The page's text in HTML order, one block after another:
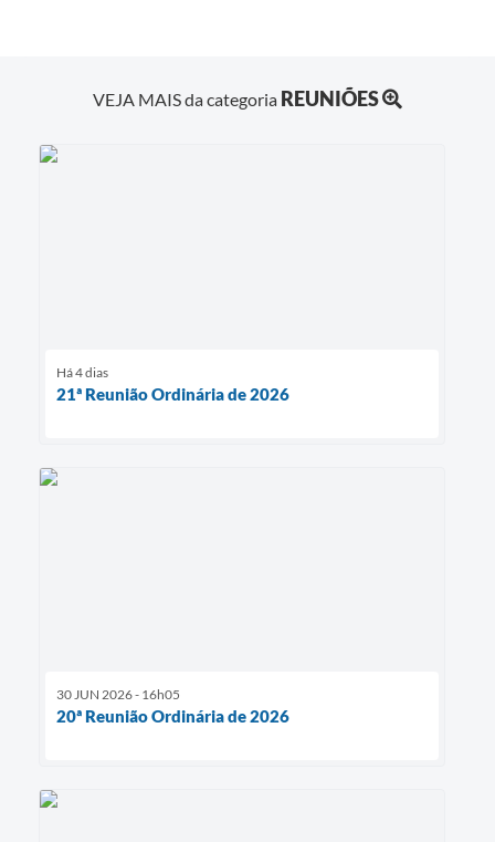
VEJA MAIS da categoria REUNIÕES
Há 4 dias
21ª Reunião Ordinária de 2026
30 JUN 2026 - 16h05
20ª Reunião Ordinária de 2026